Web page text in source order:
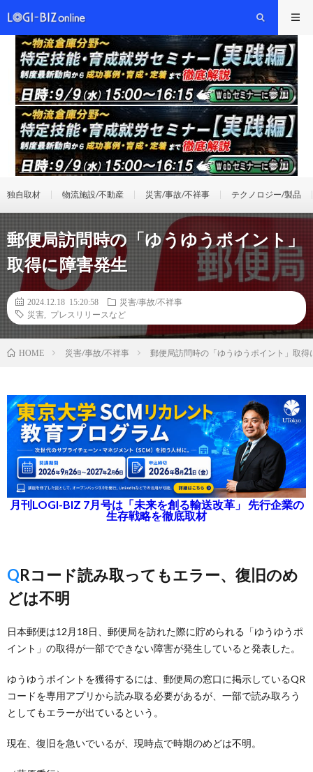
独自取材 物流施設/不動産 災害/事故/不祥事 テクノロジー/製品
郵便局訪問時の「ゆうゆうポイント」
取得に障害発生
2024.12.18 15:20:58
災害/事故/不祥事
災害
プレスリリースなど
HOME 災害/事故/不祥事 郵便局訪問時の「ゆうゆうポイント」取得
月刊LOGI-BIZ 7月号は「未来を創る輸送改革」 先行企業の
生存戦略を徹底取材
QRコード読み取ってもエラー、復旧のめ
どは不明
日本郵便は12月18日、郵便局を訪れた際に貯められる「ゆうゆうポ
イント」の取得が一部でできない障害が発生していると発表した。
ゆうゆうポイントを獲得するには、郵便局の窓口に掲示しているQR
コードを専用アプリから読み取る必要があるが、一部で読み取ろう
としてもエラーが出ているという。
現在、復旧を急いでいるが、現時点で時期のめどは不明。